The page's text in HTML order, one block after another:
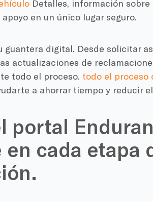
Detalles, información sobre
en un único lugar seguro.
guantera digital. Desde solicitar
actualizaciones de
todo el proceso. todo el proceso
a ahorrar tiempo y reducir
portal
cada etapa